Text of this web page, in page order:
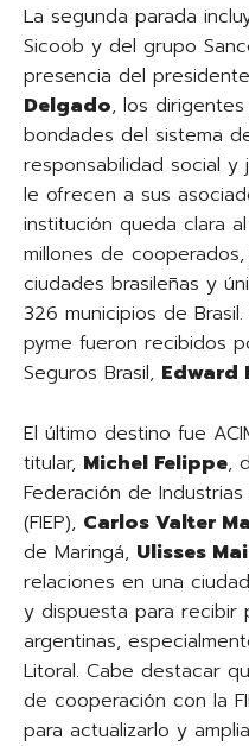
La segunda parada
Sicoob y del grupo
presencia del
Delgado, los
bondades del sistema
responsabilidad social y
le ofrecen a sus
institución queda clara
millones de
ciudades brasileñas y
326 municipios de
pyme fueron recibidos
Seguros Brasil, Edward
El último destino fue
titular, Michel Felippe,
Federación de
(FIEP), Carlos Valter
de Maringá, Ulisses
relaciones en una
y dispuesta para recibir
argentinas,
Litoral. Cabe destacar
de cooperación con la
para actualizarlo y